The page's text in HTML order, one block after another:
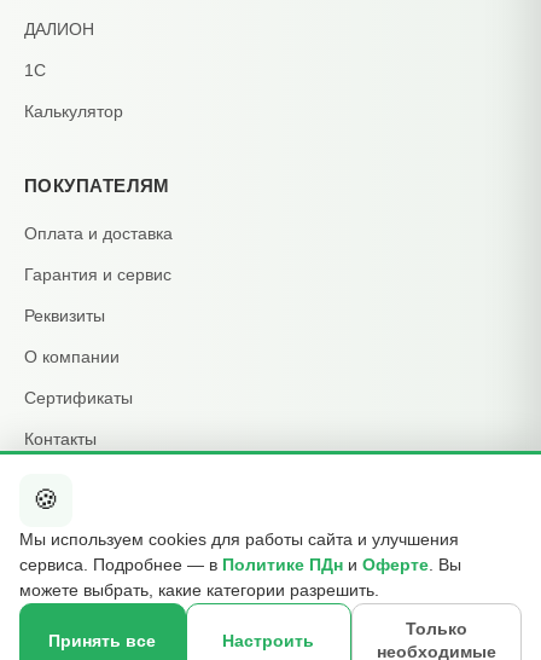
ДАЛИОН
1С
Калькулятор
ПОКУПАТЕЛЯМ
Оплата и доставка
Гарантия и сервис
Реквизиты
О компании
Сертификаты
Контакты
КОНТАКТЫ
📞 +7 495 015-01-39
ежедневно 09:00–21:00
info@b2cmsk.ru
МО, Люберцы, ул. Красная, д. 4
🍪
Мы используем cookies для работы сайта и улучшения
сервиса. Подробнее — в Политике ПДн и Оферте . Вы
можете выбрать, какие категории разрешить.
Принять все Настроить
Только
необходимые